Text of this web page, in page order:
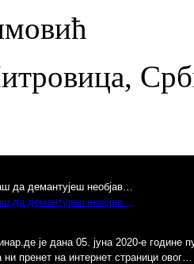
да демантујеш необјав…
да демантујеш необјав…
је дана 05. јуна 2020-е године
пренет на интернет страници овог…